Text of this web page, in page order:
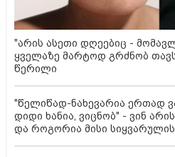
"არის ასეთი დღეებიც -
ყველაზე მარტოდ გრძნობ
წერილი
"წელიწად-ნახევარია ერთად
დიდი ხანია, ვიცნობ" - ვინ
და როგორია მისი სიყვარულის